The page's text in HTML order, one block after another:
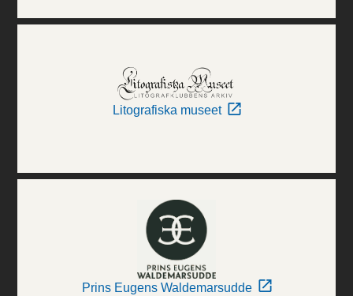
Litografiska museet
Prins Eugens Waldemarsudde